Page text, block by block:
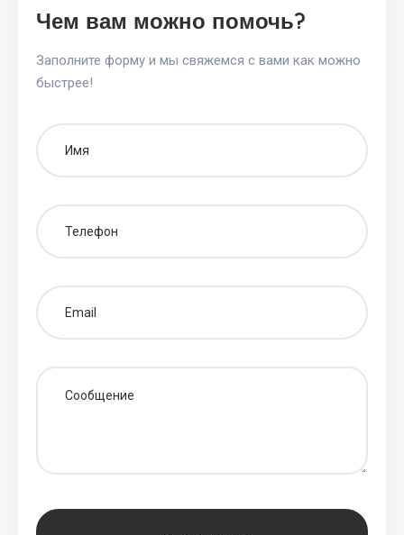
Чем вам можно помочь?
Заполните форму и мы свяжемся с вами как можно
быстрее!